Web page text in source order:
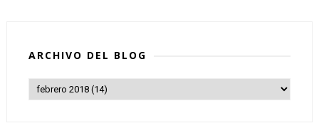
ARCHIVO DEL BLOG